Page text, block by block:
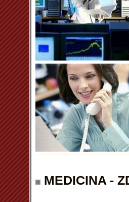
MEDICINA -